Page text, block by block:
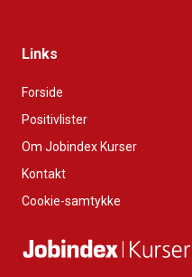
Links
Forside
Positivlister
Om Jobindex Kurser
Kontakt
Cookie-samtykke